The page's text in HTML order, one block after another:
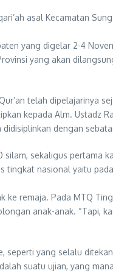
asal Kecamatan
yang digelar 2-4
yang akan
telah dipelajarinya
kepada Alm. Ustadz
dengan
sekaligus pertama
tingkat nasional yaitu
remaja. Pada MTQ
anak-anak. “Tapi,
seperti yang selalu
suatu ujian, yang